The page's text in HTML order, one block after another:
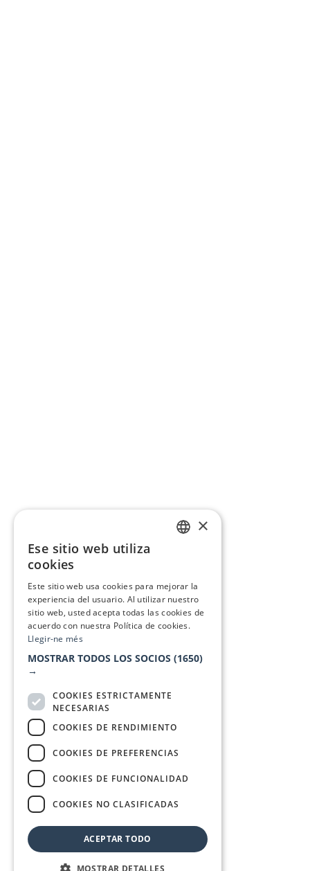
×
Ese sitio web utiliza
cookies
Este sitio web usa cookies para mejorar la
experiencia del usuario. Al utilizar nuestro
sitio web, usted acepta todas las cookies de
acuerdo con nuestra Política de cookies.
Llegir-ne més
MOSTRAR TODOS LOS SOCIOS (1650)
→
COOKIES ESTRICTAMENTE
NECESARIAS
COOKIES DE RENDIMIENTO
COOKIES DE PREFERENCIAS
COOKIES DE FUNCIONALIDAD
COOKIES NO CLASIFICADAS
ACEPTAR TODO
MOSTRAR DETALLES